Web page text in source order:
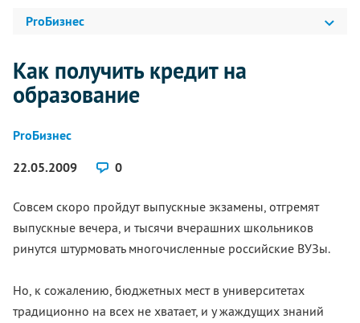
ProБизнес
Как получить кредит на
образование
ProБизнес
22.05.2009
0
Совсем скоро пройдут выпускные экзамены, отгремят
выпускные вечера, и тысячи вчерашних школьников
ринутся штурмовать многочисленные российские ВУЗы.
Но, к сожалению, бюджетных мест в университетах
традиционно на всех не хватает, и у жаждущих знаний